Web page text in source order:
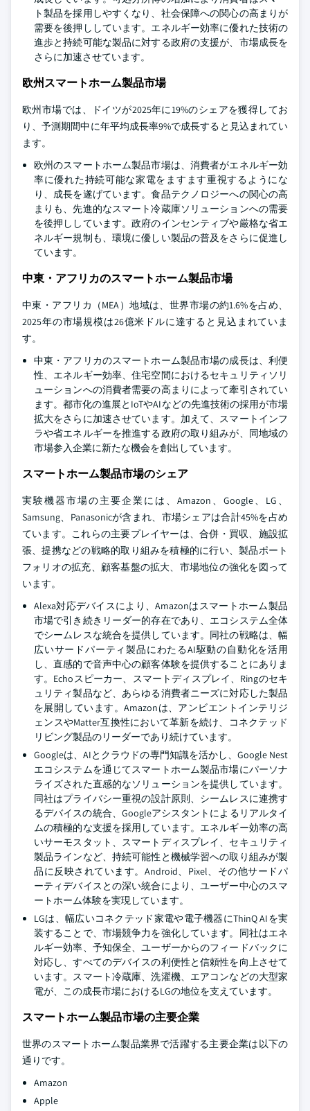
ト製品を採用しやすくなり、社会保障への関心の高まりが
需要を後押ししています。エネルギー効率に優れた技術の
進歩と持続可能な製品に対する政府の支援が、市場成長を
さらに加速させています。
欧州スマートホーム製品市場
欧州市場では、ドイツが2025年に19%のシェアを獲得してお
り、予測期間中に年平均成長率9%で成長すると見込まれてい
ます。
欧州のスマートホーム製品市場は、消費者がエネルギー効
率に優れた持続可能な家電をますます重視するようにな
り、成長を遂げています。食品テクノロジーへの関心の高
まりも、先進的なスマート冷蔵庫ソリューションへの需要
を後押ししています。政府のインセンティブや厳格な省エ
ネルギー規制も、環境に優しい製品の普及をさらに促進し
ています。
中東・アフリカのスマートホーム製品市場
中東・アフリカ（MEA）地域は、世界市場の約1.6%を占め、
2025年の市場規模は26億米ドルに達すると見込まれていま
す。
中東・アフリカのスマートホーム製品市場の成長は、利便
性、エネルギー効率、住宅空間におけるセキュリティソリ
ューションへの消費者需要の高まりによって牽引されてい
ます。都市化の進展とIoTやAIなどの先進技術の採用が市場
拡大をさらに加速させています。加えて、スマートインフ
ラや省エネルギーを推進する政府の取り組みが、同地域の
市場参入企業に新たな機会を創出しています。
スマートホーム製品市場のシェア
実験機器市場の主要企業には、Amazon、Google、LG、
Samsung、Panasonicが含まれ、市場シェアは合計45%を占め
ています。これらの主要プレイヤーは、合併・買収、施設拡
張、提携などの戦略的取り組みを積極的に行い、製品ポート
フォリオの拡充、顧客基盤の拡大、市場地位の強化を図って
います。
Alexa対応デバイスにより、Amazonはスマートホーム製品
市場で引き続きリーダー的存在であり、エコシステム全体
でシームレスな統合を提供しています。同社の戦略は、幅
広いサードパーティ製品にわたるAI駆動の自動化を活用
し、直感的で音声中心の顧客体験を提供することにありま
す。Echoスピーカー、スマートディスプレイ、Ringのセキ
ュリティ製品など、あらゆる消費者ニーズに対応した製品
を展開しています。Amazonは、アンビエントインテリジ
ェンスやMatter互換性において革新を続け、コネクテッド
リビング製品のリーダーであり続けています。
Googleは、AIとクラウドの専門知識を活かし、Google Nest
エコシステムを通じてスマートホーム製品市場にパーソナ
ライズされた直感的なソリューションを提供しています。
同社はプライバシー重視の設計原則、シームレスに連携す
るデバイスの統合、Googleアシスタントによるリアルタイ
ムの積極的な支援を採用しています。エネルギー効率の高
いサーモスタット、スマートディスプレイ、セキュリティ
製品ラインなど、持続可能性と機械学習への取り組みが製
品に反映されています。Android、Pixel、その他サードパ
ーティデバイスとの深い統合により、ユーザー中心のスマ
ートホーム体験を実現しています。
LGは、幅広いコネクテッド家電や電子機器にThinQ AIを実
装することで、市場競争力を強化しています。同社はエネ
ルギー効率、予知保全、ユーザーからのフィードバックに
対応し、すべてのデバイスの利便性と信頼性を向上させて
います。スマート冷蔵庫、洗濯機、エアコンなどの大型家
電が、この成長市場におけるLGの地位を支えています。
スマートホーム製品市場の主要企業
世界のスマートホーム製品業界で活躍する主要企業は以下の
通りです。
Amazon
Apple